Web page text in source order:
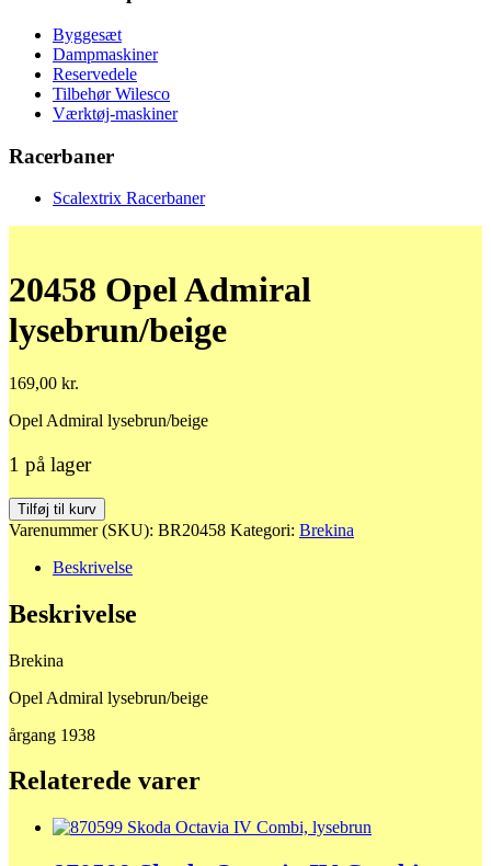
Byggesæt
Dampmaskiner
Reservedele
Tilbehør Wilesco
Værktøj-maskiner
Racerbaner
Scalextrix Racerbaner
20458 Opel Admiral
lysebrun/beige
169,00 kr.
Opel Admiral lysebrun/beige
1 på lager
20458
Opel
lysebrun/beige
Tilføj til kurv
Varenummer (SKU): BR20458 Kategori: Brekina
Beskrivelse
Beskrivelse
Brekina
Opel Admiral lysebrun/beige
årgang 1938
Relaterede varer